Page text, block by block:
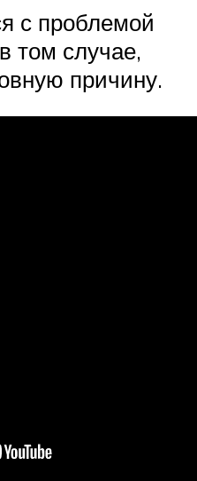
с проблемой
том случае,
причину.